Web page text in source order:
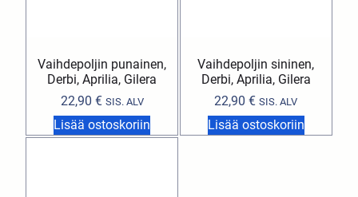
Vaihdepoljin punainen,
Derbi, Aprilia, Gilera
22,90 € SIS. ALV
Lisää ostoskoriin
Vaihdepoljin sininen,
Derbi, Aprilia, Gilera
22,90€ SIS. ALV
Lisää ostoskoriin